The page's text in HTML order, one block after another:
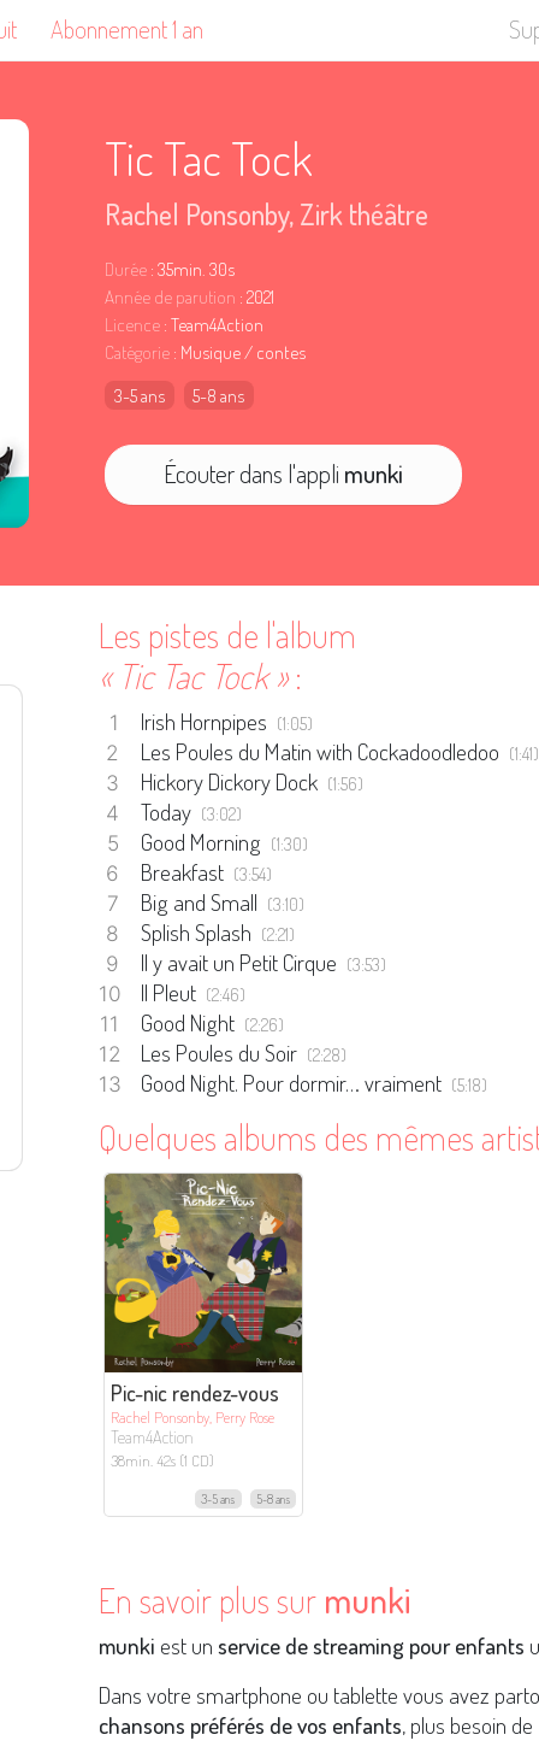
Abonnement 1 an
Tic Tac Tock
Rachel Ponsonby,Zirk théâtre
Durée : 35min. 30s
Année de parution : 2021
Licence : Team4Action
Catégorie : Musique / contes
3-5 ans
5-8 ans
Écouter dans l'appli munki
Les pistes de l'album
« Tic Tac Tock »:
Irish Hornpipes (1:05)
Les Poules du Matin with Cockadoodledoo (1:41)
Hickory Dickory Dock (1:56)
Today (3:02)
Good Morning (1:30)
Breakfast (3:54)
Big and Small (3:10)
Splish Splash (2:21)
Il y avait un Petit Cirque (3:53)
Il Pleut (2:46)
Good Night (2:26)
Les Poules du Soir (2:28)
Good Night. Pour dormir… vraiment (5:18)
Quelques albums des mêmes
Pic-nic rendez-vous
Rachel Ponsonby, Perry Rose
Team4Action
38min. 42s (1 CD)
3-5 ans 5-8 ans
En savoir plus sur munki
munki est un service de streaming pour enfants
Dans votre smartphone ou tablette vous avez
chansons préférés de vos enfants, plus besoin